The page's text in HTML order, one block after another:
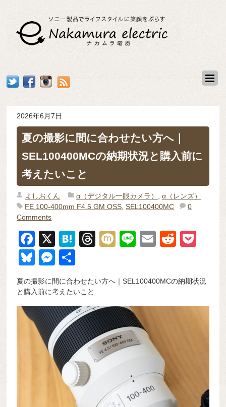
2026年6月7日
夏の撮影に間に合わせたい方へ｜
SEL100400MCの納期状況と購入前に
考えたいこと
よしおくん α（デジタル一眼カメラ）
α（レンズ）
FE 100-400mm F4.5 GM OSS ,SEL100400MC
0
Comments
F
a
c
e
b
o
o
X
H
n
a
T
a
d
s
M
Li
E
R
di
t
et
Bl
u
e
sk
y
M
e
ss
e
n
g
er
有
夏の撮影に間に合わせたい方へ｜SEL100400MCの納期状況
と購入前に考えたいこと